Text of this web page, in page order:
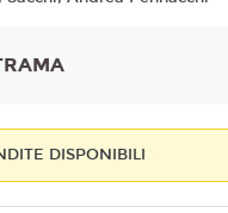
DISPONIBILI